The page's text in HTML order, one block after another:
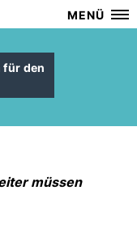
MENÜ
für den
müssen